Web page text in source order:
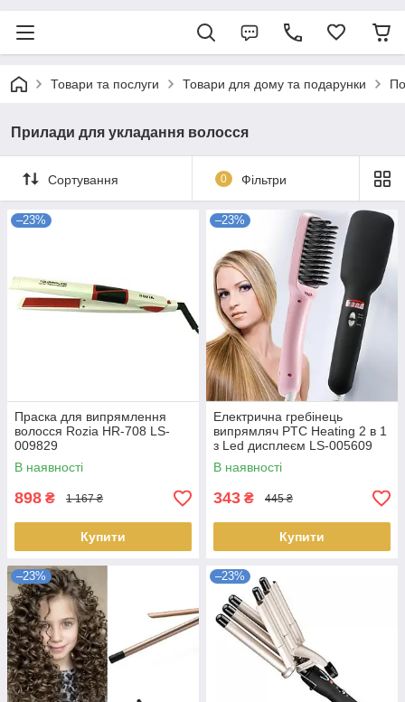
Товари та послуги Товари для дому та подарунки
Прилади для укладання волосся
Сортування 0 Фільтри
–23%
Праска для випрямлення
волосся Rozia HR-708 LS-
009829
В наявності
898 ₴ 1 167 ₴
Купити
–23%
Електрична гребінець
випрямляч PTC Heating 2 в 1
з Led дисплеєм LS-005609
В наявності
343 ₴ 445 ₴
Купити
–23% –23%